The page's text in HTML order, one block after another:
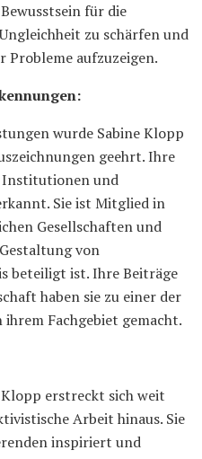
für die
zu schärfen und
Probleme aufzuzeigen.
wurde Sabine Klopp
geehrt. Ihre
Institutionen und
Sie ist Mitglied in
Gesellschaften und
von
beteiligt ist. Ihre Beiträge
haben sie zu einer der
Fachgebiet gemacht.
erstreckt sich weit
Arbeit hinaus. Sie
inspiriert und